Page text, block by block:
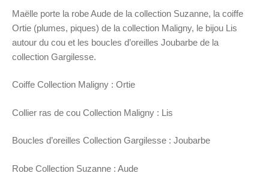
Maëlle porte la robe Aude de la collection Suzanne, la coiffe
Ortie (plumes, piques) de la collection Maligny, le bijou Lis
autour du cou et les boucles d’oreilles Joubarbe de la
collection Gargilesse.
Coiffe Collection Maligny : Ortie
Collier ras de cou Collection Maligny : Lis
Boucles d’oreilles Collection Gargilesse : Joubarbe
Robe Collection Suzanne : Aude